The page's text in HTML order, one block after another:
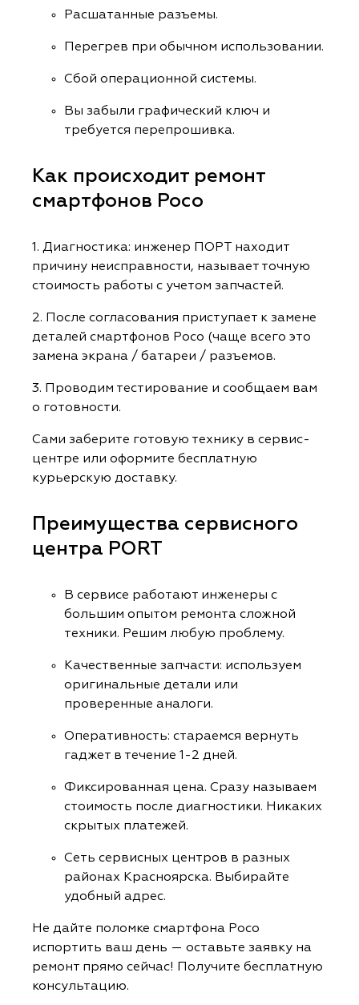
Расшатанные разъемы.
Перегрев при обычном использовании.
Сбой операционной системы.
Вы забыли графический ключ и
требуется перепрошивка.
Как происходит ремонт
смартфонов Poco
1. Диагностика: инженер ПОРТ находит
причину неисправности, называет точную
стоимость работы с учетом запчастей.
2. После согласования приступает к замене
деталей смартфонов Poco (чаще всего это
замена экрана / батареи / разъемов.
3. Проводим тестирование и сообщаем вам
о готовности.
Сами заберите готовую технику в сервис-
центре или оформите бесплатную
курьерскую доставку.
Преимущества сервисного
центра PORT
В сервисе работают инженеры с
большим опытом ремонта сложной
техники. Решим любую проблему.
Качественные запчасти: используем
оригинальные детали или
проверенные аналоги.
Оперативность: стараемся вернуть
гаджет в течение 1-2 дней.
Фиксированная цена. Сразу называем
стоимость после диагностики. Никаких
скрытых платежей.
Сеть сервисных центров в разных
районах Красноярска. Выбирайте
удобный адрес.
Не дайте поломке смартфона Poco
испортить ваш день — оставьте заявку на
ремонт прямо сейчас! Получите бесплатную
консультацию.